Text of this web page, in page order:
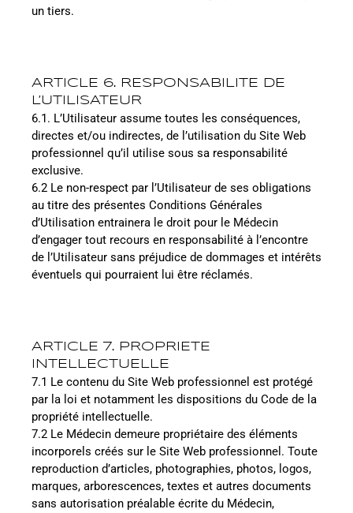
un tiers.
ARTICLE 6. RESPONSABILITE DE
L’UTILISATEUR
6.1. L’Utilisateur assume toutes les conséquences,
directes et/ou indirectes, de l’utilisation du Site Web
professionnel qu’il utilise sous sa responsabilité
exclusive.
6.2 Le non-respect par l’Utilisateur de ses obligations
au titre des présentes Conditions Générales
d’Utilisation entrainera le droit pour le Médecin
d’engager tout recours en responsabilité à l’encontre
de l’Utilisateur sans préjudice de dommages et intérêts
éventuels qui pourraient lui être réclamés.
ARTICLE 7. PROPRIETE
INTELLECTUELLE
7.1 Le contenu du Site Web professionnel est protégé
par la loi et notamment les dispositions du Code de la
propriété intellectuelle.
7.2 Le Médecin demeure propriétaire des éléments
incorporels créés sur le Site Web professionnel. Toute
reproduction d’articles, photographies, photos, logos,
marques, arborescences, textes et autres documents
sans autorisation préalable écrite du Médecin,